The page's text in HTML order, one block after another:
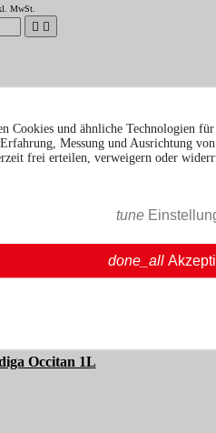
MwSt.
 
Occitan 1L
Cookies und ähnliche Technologien
Messung und Ausrichtung
frei erteilen, verweigern oder
tune
done_all